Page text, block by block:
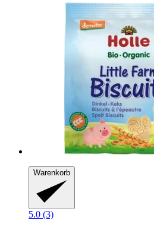
Warenkorb
5.0 (3)